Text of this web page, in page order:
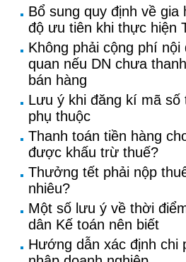
Bổ sung quy định về gia
độ ưu tiên khi thực hiện
Không phải cộng phí nội
quan nếu DN chưa
bán hàng
Lưu ý khi đăng kí mã số
phụ thuộc
Thanh toán tiền hàng
được khấu trừ thuế?
Thưởng tết phải nộp
nhiêu?
Một số lưu ý về thời
dân Kế toán nên biết
Hướng dẫn xác định chi